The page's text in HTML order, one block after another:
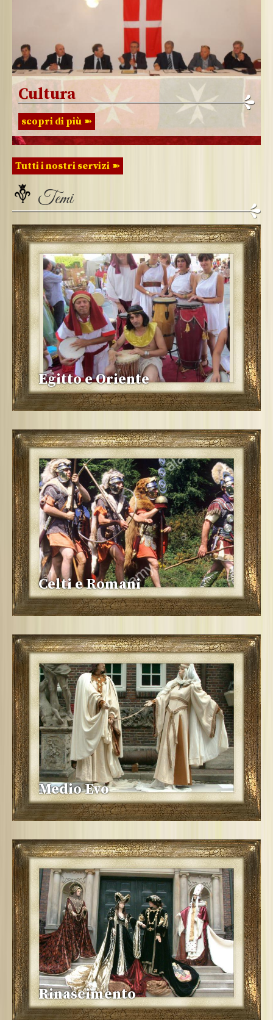
Cultura
scopri di più
Tutti i nostri servizi
Temi
Egitto e Oriente
Celti e Romani
Medio Evo
Rinascimento